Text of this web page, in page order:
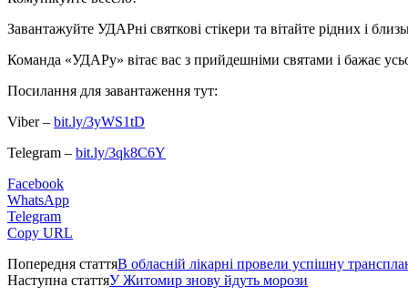
Завантажуйте УДАРні святкові стікери та вітайте рідних і
Команда «УДАРу» вітає вас з прийдешніми святами і бажає
Посилання для завантаження тут:
Viber – bit.ly/3yWS1tD
Telegram – bit.ly/3qk8C6Y
Facebook
WhatsApp
Telegram
Copy URL
Попередня статтяВ обласній лікарні провели успішну
Наступна статтяУ Житомир знову йдуть морози